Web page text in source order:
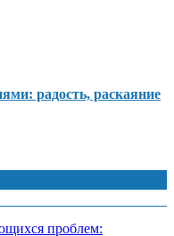
радость, раскаяние